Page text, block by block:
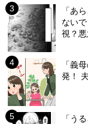
「あ
ない
視？
「義
発！
「う